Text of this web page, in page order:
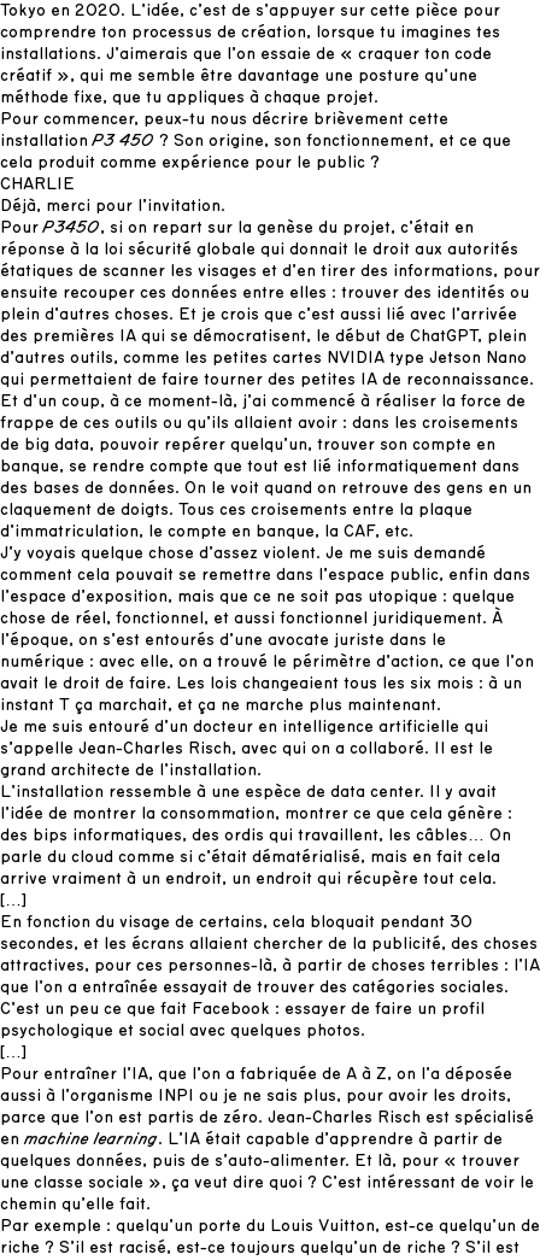
Tokyo en 2020. L’idée, c’est de s’appuyer sur cette pièce pour
comprendre ton processus de création, lorsque tu imagines tes
installations. J’aimerais que l’on essaie de « craquer ton code
créatif », qui me semble être davantage une posture qu’une
méthode fixe, que tu appliques à chaque projet.
Pour commencer, peux-tu nous décrire brièvement cette
installationP3 450 ? Son origine, son fonctionnement, et ce que
cela produit comme expérience pour le public ?
CHARLIE
Déjà, merci pour l’invitation.
PourP3450, si on repart sur la genèse du projet, c’était en
réponse à la loi sécurité globale qui donnait le droit aux autorités
étatiques de scanner les visages et d’en tirer des informations, pour
ensuite recouper ces données entre elles : trouver des identités ou
plein d’autres choses. Et je crois que c’est aussi lié avec l’arrivée
des premières IA qui se démocratisent, le début de ChatGPT, plein
d’autres outils, comme les petites cartes NVIDIA type Jetson Nano
qui permettaient de faire tourner des petites IA de reconnaissance.
Et d’un coup, à ce moment-là, j’ai commencé à réaliser la force de
frappe de ces outils ou qu’ils allaient avoir : dans les croisements
de big data, pouvoir repérer quelqu’un, trouver son compte en
banque, se rendre compte que tout est lié informatiquement dans
des bases de données. On le voit quand on retrouve des gens en un
claquement de doigts. Tous ces croisements entre la plaque
d’immatriculation, le compte en banque, la CAF, etc.
J’y voyais quelque chose d’assez violent. Je me suis demandé
comment cela pouvait se remettre dans l’espace public, enfin dans
l’espace d’exposition, mais que ce ne soit pas utopique : quelque
chose de réel, fonctionnel, et aussi fonctionnel juridiquement. À
l’époque, on s’est entourés d’une avocate juriste dans le
numérique : avec elle, on a trouvé le périmètre d’action, ce que l’on
avait le droit de faire. Les lois changeaient tous les six mois : à un
instant T ça marchait, et ça ne marche plus maintenant.
Je me suis entouré d’un docteur en intelligence artificielle qui
s’appelle Jean-Charles Risch, avec qui on a collaboré. Il est le
grand architecte de l’installation.
L’installation ressemble à une espèce de data center. Il y avait
l’idée de montrer la consommation, montrer ce que cela génère :
des bips informatiques, des ordis qui travaillent, les câbles… On
parle du cloud comme si c’était dématérialisé, mais en fait cela
arrive vraiment à un endroit, un endroit qui récupère tout cela.
[…]
En fonction du visage de certains, cela bloquait pendant 30
secondes, et les écrans allaient chercher de la publicité, des choses
attractives, pour ces personnes-là, à partir de choses terribles : l’IA
que l’on a entraînée essayait de trouver des catégories sociales.
C’est un peu ce que fait Facebook : essayer de faire un profil
psychologique et social avec quelques photos.
[…]
Pour entraîner l’IA, que l’on a fabriquée de A à Z, on l’a déposée
aussi à l’organisme INPI ou je ne sais plus, pour avoir les droits,
parce que l’on est partis de zéro. Jean-Charles Risch est spécialisé
en machine learning. L’IA était capable d’apprendre à partir de
quelques données, puis de s’auto-alimenter. Et là, pour « trouver
une classe sociale », ça veut dire quoi ? C’est intéressant de voir le
chemin qu’elle fait.
Par exemple : quelqu’un porte du Louis Vuitton, est-ce quelqu’un de
riche ? S’il est racisé, est-ce toujours quelqu’un de riche ? S’il est